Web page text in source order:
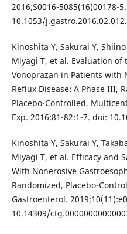
2016;S0016-5085(16)00178-
10.1053/j.gastro.2016.02.012.
Kinoshita Y, Sakurai Y,
Miyagi T, et al. Evaluation of
Vonoprazan in Patients with
Reflux Disease: A Phase III,
Placebo-Controlled,
Exp. 2016;81-82:1-7. doi:
Kinoshita Y, Sakurai Y,
Miyagi T, et al. Efficacy and
With Nonerosive
Randomized, Placebo-
Gastroenterol.
10.14309/